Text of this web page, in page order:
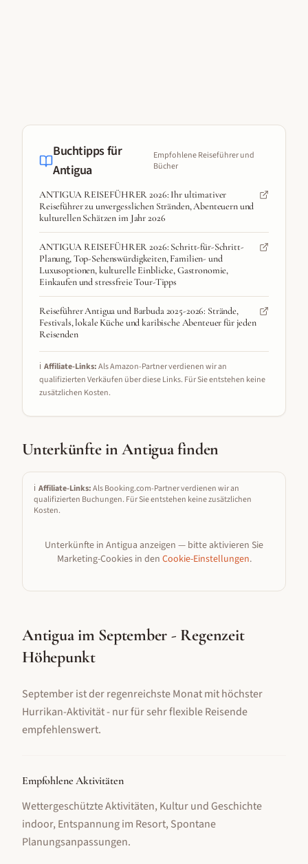
Buchtipps für
Antigua
Empfohlene Reiseführer und
Bücher
ANTIGUA REISEFÜHRER 2026: Ihr ultimativer
Reiseführer zu unvergesslichen Stränden, Abenteuern und
kulturellen Schätzen im Jahr 2026
ANTIGUA REISEFÜHRER 2026: Schritt-für-Schritt-
Planung, Top-Sehenswürdigkeiten, Familien- und
Luxusoptionen, kulturelle Einblicke, Gastronomie,
Einkaufen und stressfreie Tour-Tipps
Reiseführer Antigua und Barbuda 2025-2026: Strände,
Festivals, lokale Küche und karibische Abenteuer für jeden
Reisenden
ℹ️ Affiliate-Links:Als Amazon-Partner verdienen wir an
qualifizierten Verkäufen über diese Links. Für Sie entstehen keine
zusätzlichen Kosten.
Unterkünfte inAntiguafinden
ℹ️ Affiliate-Links:Als Booking.com-Partner verdienen wir an
qualifizierten Buchungen. Für Sie entstehen keine zusätzlichen
Kosten.
Unterkünfte in Antigua anzeigen — bitte aktivieren Sie
Marketing-Cookies in den Cookie-Einstellungen.
Antigua im September - Regenzeit
Höhepunkt
September ist der regenreichste Monat mit höchster
Hurrikan-Aktivität - nur für sehr flexible Reisende
empfehlenswert.
Empfohlene Aktivitäten
Wettergeschützte Aktivitäten, Kultur und Geschichte
indoor, Entspannung im Resort, Spontane
Planungsanpassungen.